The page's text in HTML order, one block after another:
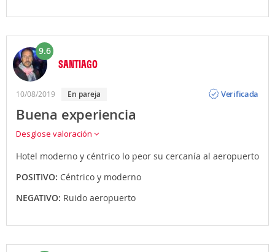
9.6
SANTIAGO
10/08/2019 en pareja
Verificada
Buena experiencia
Desglose valoración
Hotel moderno y céntrico lo peor su cercanía al aeropuerto
POSITIVO: Céntrico y moderno
NEGATIVO: Ruido aeropuerto